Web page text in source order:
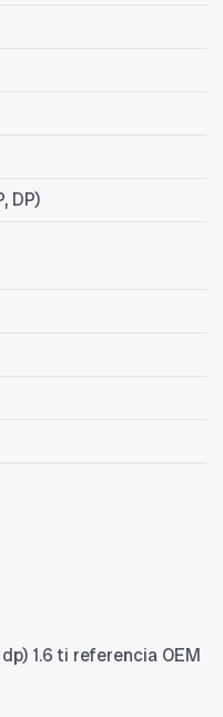
DP)
1.6 ti referencia OEM